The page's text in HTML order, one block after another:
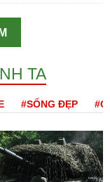
TA
#SỐNG ĐẸP